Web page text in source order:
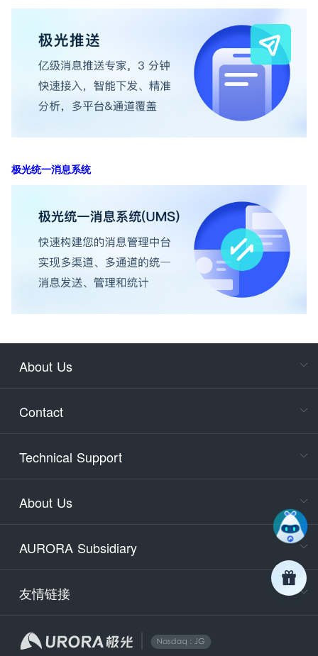
极光统一消息系统
About Us
Contact
Technical Support
About Us
AURORA Subsidiary
友情链接
days)
9:30-
Email